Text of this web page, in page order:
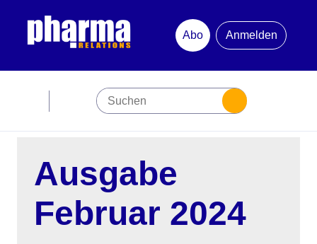
Abo
Anmelden
Premiumpartner
Jubiläum
Ausgabe
Februar 2024